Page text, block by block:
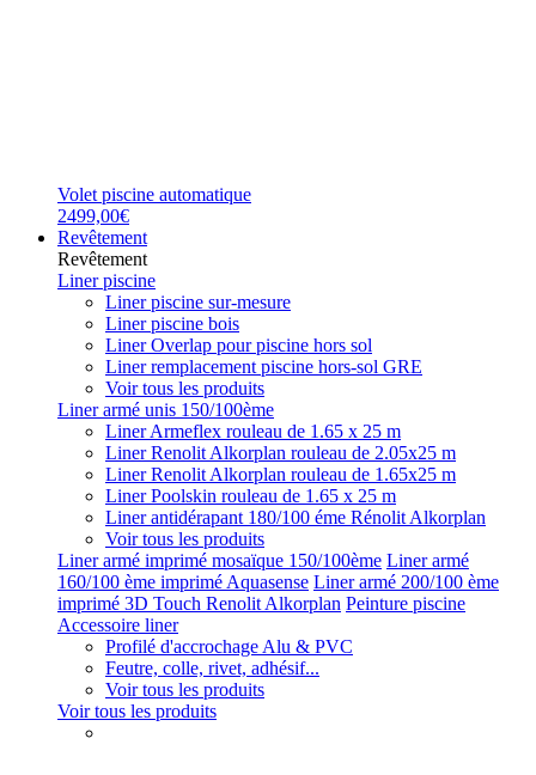
Volet piscine automatique
2499,00€
Revêtement
Revêtement
Liner piscine
Liner piscine sur-mesure
Liner piscine bois
Liner Overlap pour piscine hors sol
Liner remplacement piscine hors-sol GRE
Voir tous les produits
Liner armé unis 150/100ème
Liner Armeflex rouleau de 1.65 x 25 m
Liner Renolit Alkorplan rouleau de 2.05x25 m
Liner Renolit Alkorplan rouleau de 1.65x25 m
Liner Poolskin rouleau de 1.65 x 25 m
Liner antidérapant 180/100 éme Rénolit Alkorplan
Voir tous les produits
Liner armé imprimé mosaïque 150/100ème Liner armé
160/100 ème imprimé Aquasense Liner armé 200/100 ème
imprimé 3D Touch Renolit Alkorplan Peinture piscine
Accessoire liner
Profilé d'accrochage Alu & PVC
Feutre, colle, rivet, adhésif...
Voir tous les produits
Voir tous les produits